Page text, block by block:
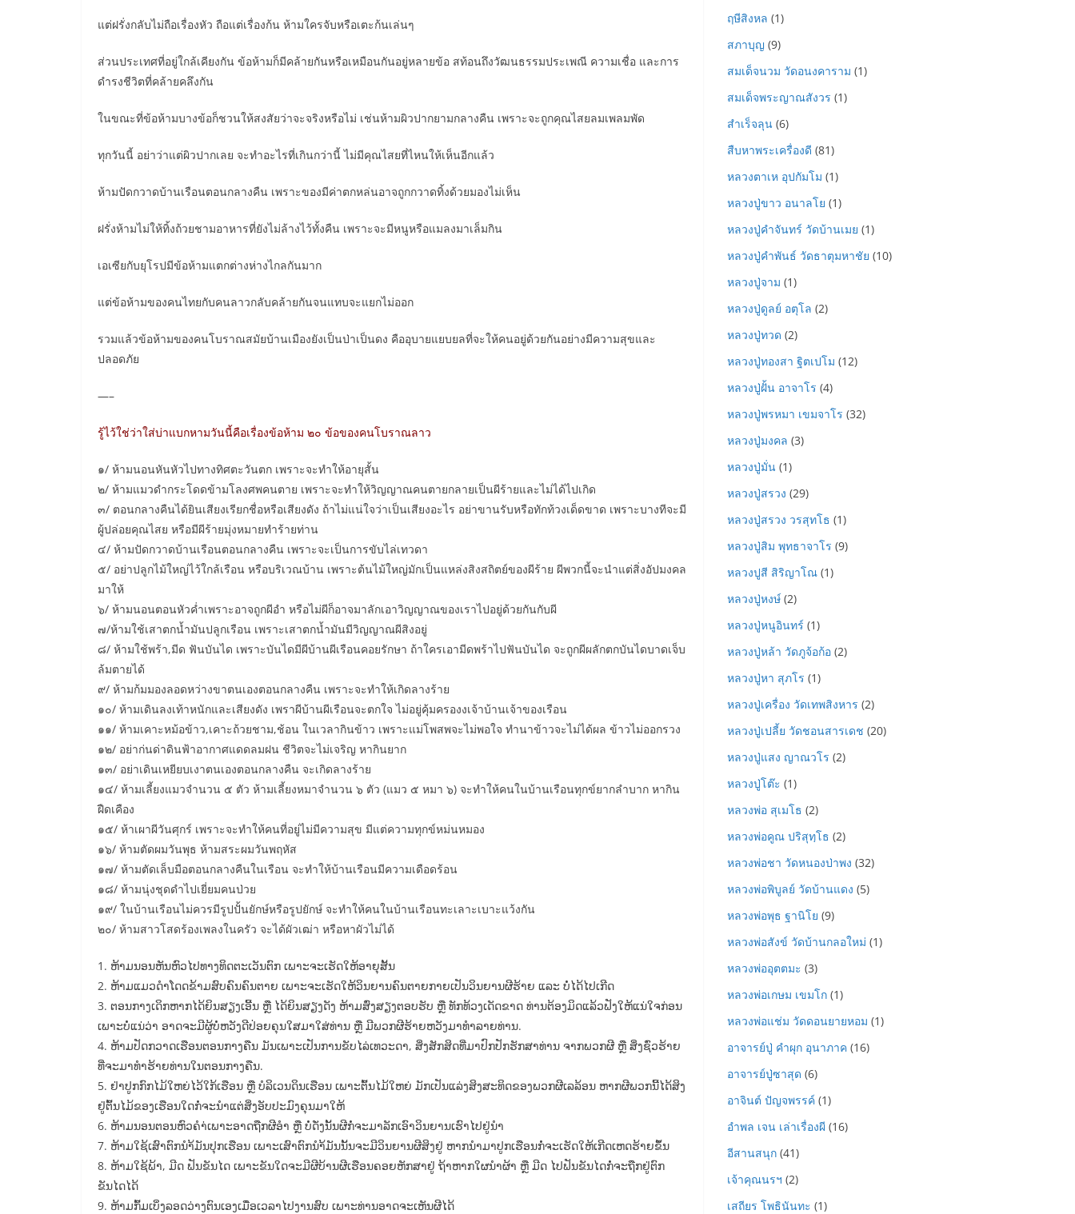
แต่ฝรั่งกลับไม่ถือเรื่องหัว ถือแต่เรื่องก้น ห้ามใครจับหรือเตะก้นเล่นๆ
ส่วนประเทศที่อยู่ใกล้เคียงกัน ข้อห้ามก็มีคล้ายกันหรือเหมือนกันอยู่หลายข้อ สท้อนถึงวัฒนธรรมประเพณี ความเชื่อ และการ
ดำรงชีวิตที่คล้ายคลึงกัน
ในขณะที่ข้อห้ามบางข้อก็ชวนให้สงสัยว่าจะจริงหรือไม่ เช่นห้ามผิวปากยามกลางคืน เพราะจะถูกคุณไสยลมเพลมพัด
ทุกวันนี้ อย่าว่าแต่ผิวปากเลย จะทำอะไรที่เกินกว่านี้ ไม่มีคุณไสยที่ไหนให้เห็นอีกแล้ว
ห้ามปัดกวาดบ้านเรือนตอนกลางคืน เพราะของมีค่าตกหล่นอาจถูกกวาดทิ้งด้วยมองไม่เห็น
ฝรั่งห้ามไม่ให้ทิ้งถ้วยชามอาหารที่ยังไม่ล้างไว้ทั้งคืน เพราะจะมีหนูหรือแมลงมาเล็มกิน
เอเซียกับยุโรปมีข้อห้ามแตกต่างห่างไกลกันมาก
แต่ข้อห้ามของคนไทยกับคนลาวกลับคล้ายกันจนแทบจะแยกไม่ออก
รวมแล้วข้อห้ามของคนโบราณสมัยบ้านเมืองยังเป็นป่าเป็นดง คืออุบายแยบยลที่จะให้คนอยู่ด้วยกันอย่างมีความสุขและ
ปลอดภัย
—–
รู้ไว้ใช่ว่าใส่บ่าแบกหามวันนี้คือเรื่องข้อห้าม ๒๐ ข้อของคนโบราณลาว
๑/ ห้ามนอนหันหัวไปทางทิศตะวันตก เพราะจะทำให้อายุสั้น
๒/ ห้ามแมวดำกระโดดข้ามโลงศพคนตาย เพราะจะทำให้วิญญาณคนตายกลายเป็นผีร้ายและไม่ได้ไปเกิด
๓/ ตอนกลางคืนได้ยินเสียงเรียกชื่อหรือเสียงดัง ถ้าไม่แน่ใจว่าเป็นเสียงอะไร อย่าขานรับหรือทักท้วงเด็ดขาด เพราะบางทีจะมี
ผู้ปล่อยคุณไสย หรือมีผีร้ายมุ่งหมายทำร้ายท่าน
๔/ ห้ามปัดกวาดบ้านเรือนตอนกลางคืน เพราะจะเป็นการขับไล่เทวดา
๕/ อย่าปลูกไม้ใหญ่ไว้ใกล้เรือน หรือบริเวณบ้าน เพราะต้นไม้ใหญ่มักเป็นแหล่งสิงสถิตย์ของผีร้าย ผีพวกนี้จะนำแต่สิ่งอัปมงคล
มาให้
๖/ ห้ามนอนตอนหัวค่ำเพราะอาจถูกผีอำ หรือไม่ผีก็อาจมาลักเอาวิญญาณของเราไปอยู่ด้วยกันกับผี
๗/ห้ามใช้เสาตกน้ำมันปลูกเรือน เพราะเสาตกน้ำมันมีวิญญาณผีสิงอยู่
๘/ ห้ามใช้พร้า,มีด ฟันบันได เพราะบันไดมีผีบ้านผีเรือนคอยรักษา ถ้าใครเอามีดพร้าไปฟันบันได จะถูกผีผลักตกบันไดบาดเจ็บ
ล้มตายได้
๙/ ห้ามก้มมองลอดหว่างขาตนเองตอนกลางคืน เพราะจะทำให้เกิดลางร้าย
๑๐/ ห้ามเดินลงเท้าหนักและเสียงดัง เพราผีบ้านผีเรือนจะตกใจ ไม่อยู่คุ้มครองงเจ้าบ้านเจ้าของเรือน
๑๑/ ห้ามเคาะหม้อข้าว,เคาะถ้วยชาม,ช้อน ในเวลากินข้าว เพราะแม่โพสพจะไม่พอใจ ทำนาข้าวจะไม่ได้ผล ข้าวไม่ออกรวง
๑๒/ อย่าก่นด่าดินฟ้าอากาศแดดลมฝน ชีวิตจะไม่เจริญ หากินยาก
๑๓/ อย่าเดินเหยียบเงาตนเองตอนกลางคืน จะเกิดลางร้าย
๑๔/ ห้ามเลี้ยงแมวจำนวน ๕ ตัว ห้ามเลี้ยงหมาจำนวน ๖ ตัว (แมว ๕ หมา ๖) จะทำให้คนในบ้านเรือนทุกข์ยากลำบาก หากิน
ฝืดเคือง
๑๕/ ห้าเผาผีวันศุกร์ เพราะจะทำให้คนที่อยู่ไม่มีความสุข มีแต่ความทุกข์หม่นหมอง
๑๖/ ห้ามตัดผมวันพุธ ห้ามสระผมวันพฤหัส
๑๗/ ห้ามตัดเล็บมือตอนกลางคืนในเรือน จะทำให้บ้านเรือนมีความเดือดร้อน
๑๘/ ห้ามนุ่งชุดดำไปเยี่ยมคนป่วย
๑๙/ ในบ้านเรือนไม่ควรมีรูปปั้นยักษ์หรือรูปยักษ์ จะทำให้คนในบ้านเรือนทะเลาะเบาะแว้งกัน
๒๐/ ห้ามสาวโสดร้องเพลงในครัว จะได้ผัวเฒ่า หรือหาผัวไม่ได้
1. ຫ້າມນອນຫັນຫົວໄປທາງທິດຕະເວັນຕົກ ເພາະຈະເຮັດໃຫ້ອາຍຸສັ້ນ
2. ຫ້າມແມວດຳໂດດຂ້າມສົບຄົນຄົນຕາຍ ເພາະຈະເຮັດໃຫ້ວິນຍານຄົນຕາຍກາຍເປັນວິນຍານຜີຮ້າຍ ແລະ ບໍ່ໄດ້ໄປເກີດ
3. ຕອນກາງເດິກຫາກໄດ້ຍິນສຽງເອີ້ນ ຫຼື ໄດ້ຍິນສຽງດັງ ຫ້າມສົ່ງສຽງຕອບຮັບ ຫຼື ທັກທ້ວງເດັດຂາດ ທ່ານຕ້ອງມິດແລ້ວຟັງໃຫ້ແນ່ໃຈກ່ອນ
ເພາະບໍ່ແນ່ວ່າ ອາດຈະມີຜູ້ບໍ່ຫວັງດີປ່ອຍຄຸນໃສມາໃສ່ທ່ານ ຫຼື ມີພວກຜີຮ້າຍຫວັງມາທຳລາຍທ່ານ.
4. ຫ້າມປັດກວາດເຮືອນຕອນກາງຄືນ ມັນເພາະເປັນການຂັບໄລ່ເທວະດາ, ສິ່ງສັກສິດທີ່ມາປົກປັກຮັກສາທ່ານ ຈາກພວກຜີ ຫຼື ສິ່ງຊົ່ວຮ້າຍ
ທີ່ຈະມາທຳຮ້າຍທ່ານໃນຕອນກາງຄືນ.
5. ຢ່າປູກກົກໄມ້ໃຫຍ່ໄວ້ໃກ້ເຮືອນ ຫຼື ບໍລິເວນດິນເຮືອນ ເພາະຕົ້ນໄມ້ໃຫຍ່ ມັກເປັນແລ່ງສິງສະທິດຂອງພວກຜີເລລ້ອນ ຫາກຜີພວກນີ້ໄດ້ສິງ
ຢູ່ຕົ້ນໄມ້ຂອງເຮືອນໃດກໍ່ຈະນຳແຕ່ສິ່ງອັບປະມົງຄຸນມາໃຫ້
6. ຫ້າມນອນຕອນຫົວຄຳ່ເພາະອາດຖືກຜີອຳ ຫຼື ບໍ່ດັ່ງນັ້ນຜີກໍ່ຈະມາລັກເອົາວິນຍານເຮົາໄປຢູ່ນຳ
7. ຫ້າມໃຊ້ເສົາຕົກນຳ້ມັນປຸກເຮືອນ ເພາະເສົາຕົກນຳ້ມັນນັ້ນຈະມີວິນຍານຜີສິງຢູ່ ຫາກນຳມາປູກເຮືອນກໍ່ຈະເຮັດໃຫ້ເກີດເຫດຮ້າຍຂຶ້ນ
8. ຫ້າມໃຊ້ພ້າ, ມີດ ຟັນຂັນໄດ ເພາະຂັນໃດຈະມີຜີບ້ານຜີເຮືອນຄອຍຫັກສາຢູ່ ຖ້າຫາກໃຜນຳຜ້າ ຫຼື ມີດ ໄປຟັນຂັນໄດກໍ່ຈະຖືກຢູ່ຕົກ
ຂັນໄດໄດ້
9. ຫ້າມກົ້ມເບິ່ງລອດວ່າງຕົນເອງເມື່ອເວລາໄປງານສົບ ເພາະທ່ານອາດຈະເຫັນຜີໄດ້
ฤษีสิงหล (1)
สภาบุญ (9)
สมเด็จนวม วัดอนงคาราม (1)
สมเด็จพระญาณสังวร (1)
สำเร็จลุน (6)
สืบหาพระเครื่องดี (81)
หลวงตาเห อุปกัมโม (1)
หลวงปู่ขาว อนาลโย (1)
หลวงปู่คำจันทร์ วัดบ้านเมย (1)
หลวงปู่คำพันธ์ วัดธาตุมหาชัย (10)
หลวงปู่จาม (1)
หลวงปู่ดูลย์ อตุโล (2)
หลวงปู่ทวด (2)
หลวงปู่ทองสา ฐิตเปโม (12)
หลวงปู่ฝั้น อาจาโร (4)
หลวงปู่พรหมา เขมจาโร (32)
หลวงปู่มงคล (3)
หลวงปู่มั่น (1)
หลวงปู่สรวง (29)
หลวงปู่สรวง วรสุทโธ (1)
หลวงปู่สิม พุทธาจาโร (9)
หลวงปูสี สิริญาโณ (1)
หลวงปู่หงษ์ (2)
หลวงปู่หนูอินทร์ (1)
หลวงปู่หล้า วัดภูจ้อก้อ (2)
หลวงปู่หา สุภโร (1)
หลวงปู่เครื่อง วัดเทพสิงหาร (2)
หลวงปู่เปลี้ย วัดชอนสารเดช (20)
หลวงปู่แสง ญาณวโร (2)
หลวงปู่โต๊ะ (1)
หลวงพ่อ สุเมโธ (2)
หลวงพ่อคูณ ปริสุทฺโธ (2)
หลวงพ่อชา วัดหนองป่าพง (32)
หลวงพ่อพิบูลย์ วัดบ้านแดง (5)
หลวงพ่อพุธ ฐานิโย (9)
หลวงพ่อสังข์ วัดบ้านกลอใหม่ (1)
หลวงพ่ออุตตมะ (3)
หลวงพ่อเกษม เขมโก (1)
หลวงพ่อแช่ม วัดดอนยายหอม (1)
อาจารย์ปู่ คำผุก อุนาภาค (16)
อาจารย์ปู่ซาสุด (6)
อาจินต์ ปัญจพรรค์ (1)
อำพล เจน เล่าเรื่องผี (16)
อีสานสนุก (41)
เจ้าคุณนรฯ (2)
เสถียร โพธินันทะ (1)